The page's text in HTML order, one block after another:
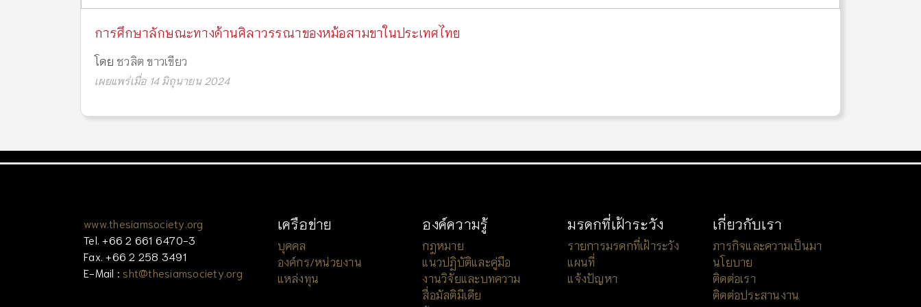
การศึกษาลักษณะทางด้านศิลาวรรณาของหม้อสามขาในประเทศไทย
โดย ชวลิต ขาวเขียว
เผยแพร่เมื่อ 14 มิถุนายน 2024
www.thesiamsociety.org
Tel. +66 2 661 6470-3
Fax. +66 2 258 3491
E-Mail : sht@thesiamsociety.org
เครือข่าย
บุคคล
องค์กร/หน่วยงาน
แหล่งทุน
องค์ความรู้
กฎหมาย
แนวปฏิบัติและคู่มือ
งานวิจัยและบทความ
สื่อมัลติมีเดีย
มรดกที่เฝ้าระวัง
รายการมรดกที่เฝ้าระวัง
แผนที่
แจ้งปัญหา
เกี่ยวกับเรา
ภารกิจและความเป็นมา
นโยบาย
ติดต่อเรา
ติดต่อประสานงาน